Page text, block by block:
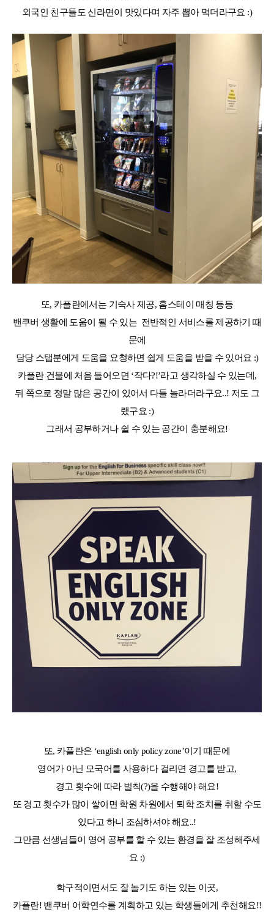
외국인 친구들도 신라면이 맛있다며 자주 뽑아 먹더라구요 :)
또, 카플란에서는 기숙사 제공, 홈스테이 매칭 등등
밴쿠버 생활에 도움이 될 수 있는 전반적인 서비스를 제공하기 때
문에
담당 스탭분에게 도움을 요청하면 쉽게 도움을 받을 수 있어요 :)
카플란 건물에 처음 들어오면 ‘작다?!’라고 생각하실 수 있는데,
뒤 쪽으로 정말 많은 공간이 있어서 다들 놀라더라구요..! 저도 그
랬구요 :)
그래서 공부하거나 쉴 수 있는 공간이 충분해요!
또, 카플란은 ‘english only policy zone’이기 때문에
영어가 아닌 모국어를 사용하다 걸리면 경고를 받고,
경고 횟수에 따라 벌칙(?)을 수행해야 해요!
또 경고 횟수가 많이 쌓이면 학원 차원에서 퇴학 조치를 취할 수도
있다고 하니 조심하셔야 해요..!
그만큼 선생님들이 영어 공부를 할 수 있는 환경을 잘 조성해주세
요 :)
학구적이면서도 잘 놀기도 하는 있는 이곳,
카플란! 밴쿠버 어학연수를 계획하고 있는 학생들에게 추천해요!!